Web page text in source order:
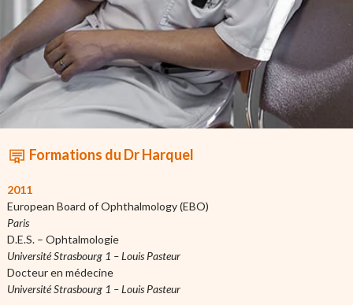
Formations du Dr Harquel
2011
European Board of Ophthalmology (EBO)
Paris
D.E.S. – Ophtalmologie
Université Strasbourg 1 – Louis Pasteur
Docteur en médecine
Université Strasbourg 1 – Louis Pasteur